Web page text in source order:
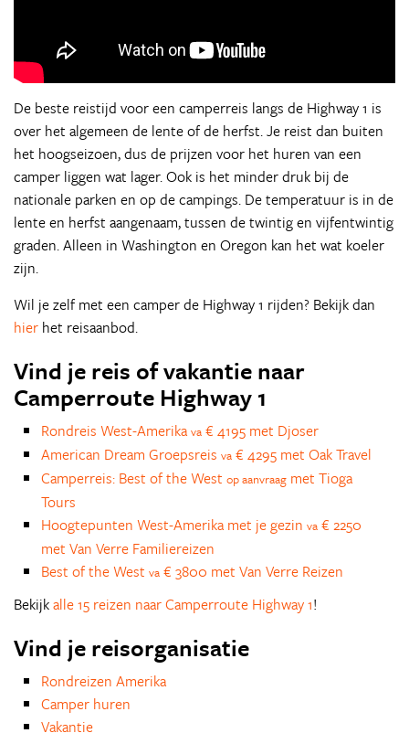
De beste reistijd voor een camperreis langs de Highway 1 is
over het algemeen de lente of de herfst. Je reist dan buiten
het hoogseizoen, dus de prijzen voor het huren van een
camper liggen wat lager. Ook is het minder druk bij de
nationale parken en op de campings. De temperatuur is in de
lente en herfst aangenaam, tussen de twintig en vijfentwintig
graden. Alleen in Washington en Oregon kan het wat koeler
zijn.
Wil je zelf met een camper de Highway 1 rijden? Bekijk dan
hier het reisaanbod.
Vind je reis of vakantie naar
Camperroute Highway 1
Rondreis West-Amerika va € 4195 met Djoser
American Dream Groepsreis va € 4295 met Oak Travel
Camperreis: Best of the West op aanvraag met Tioga
Tours
Hoogtepunten West-Amerika met je gezin va € 2250
met Van Verre Familiereizen
Best of the West va € 3800 met Van Verre Reizen
Bekijkalle 15 reizen naar Camperroute Highway 1!
Vind je reisorganisatie
Rondreizen Amerika
Camper huren
Vakantie